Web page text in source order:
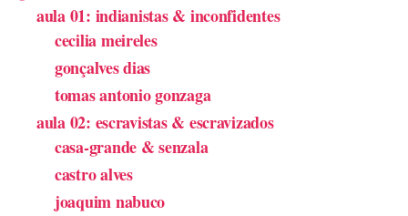
aula 01: indianistas & inconfidentes
cecilia meireles
gonçalves dias
tomas antonio gonzaga
aula 02: escravistas & escravizados
casa-grande & senzala
castro alves
joaquim nabuco